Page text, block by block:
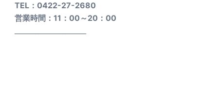
TEL：0422-27-2680
営業時間：11：00～20：00